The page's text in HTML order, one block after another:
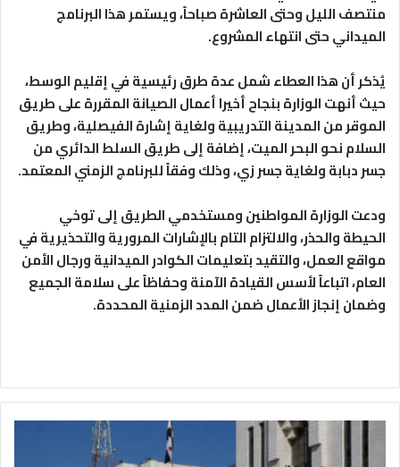
منتصف الليل وحتى العاشرة صباحاً، ويستمر هذا البرنامج
الميداني حتى انتهاء المشروع.
​يُذكر أن هذا العطاء شمل عدة طرق رئيسية في إقليم الوسط،
حيث أنهت الوزارة بنجاح أخيرا أعمال الصيانة المقررة على طريق
الموقر من المدينة التدريبية ولغاية إشارة الفيصلية، وطريق
السلام نحو البحر الميت، إضافة إلى طريق السلط الدائري من
جسر دبابة ولغاية جسر زي، وذلك وفقاً للبرنامج الزمني المعتمد.
​ودعت الوزارة المواطنين ومستخدمي الطريق إلى توخي
الحيطة والحذر، والالتزام التام بالإشارات المرورية والتحذيرية في
مواقع العمل، والتقيد بتعليمات الكوادر الميدانية ورجال الأمن
العام، اتباعاً لأسس القيادة الآمنة وحفاظاً على سلامة الجميع
وضمان إنجاز الأعمال ضمن المدد الزمنية المحددة.